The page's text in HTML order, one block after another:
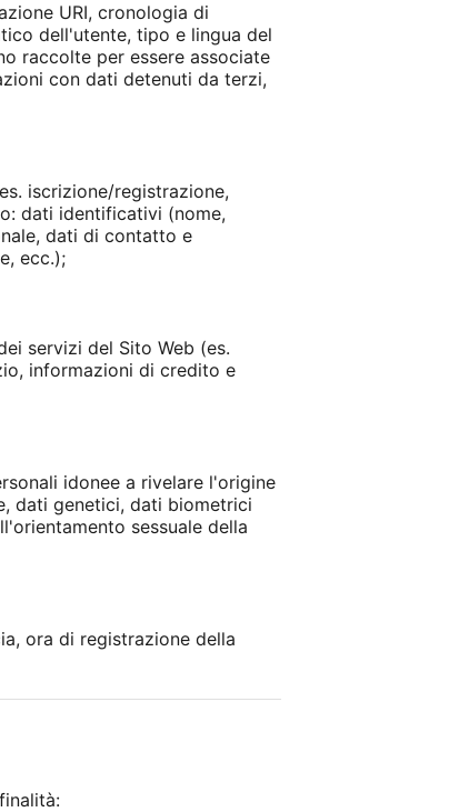
URI, cronologia di
dell'utente, tipo e lingua del
raccolte per essere associate
con dati detenuti da terzi,
iscrizione/registrazione,
dati identificativi (nome,
dati di contatto e
ecc.);
servizi del Sito Web (es.
informazioni di credito e
idonee a rivelare l'origine
dati genetici, dati biometrici
sessuale della
ora di registrazione della